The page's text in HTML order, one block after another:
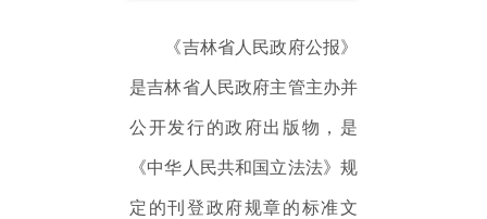
《吉林省人民政府公报》
是吉林省人民政府主管主办并
公开发行的政府出版物，是
《中华人民共和国立法法》规
定的刊登政府规章的标准文